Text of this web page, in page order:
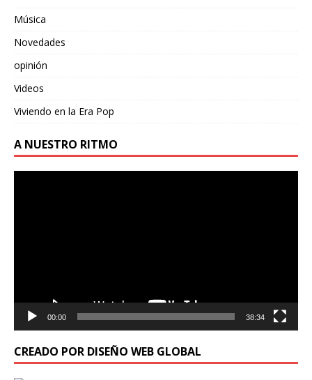
Música
Novedades
opinión
Videos
Viviendo en la Era Pop
A NUESTRO RITMO
00:00 38:34
CREADO POR DISEÑO WEB GLOBAL